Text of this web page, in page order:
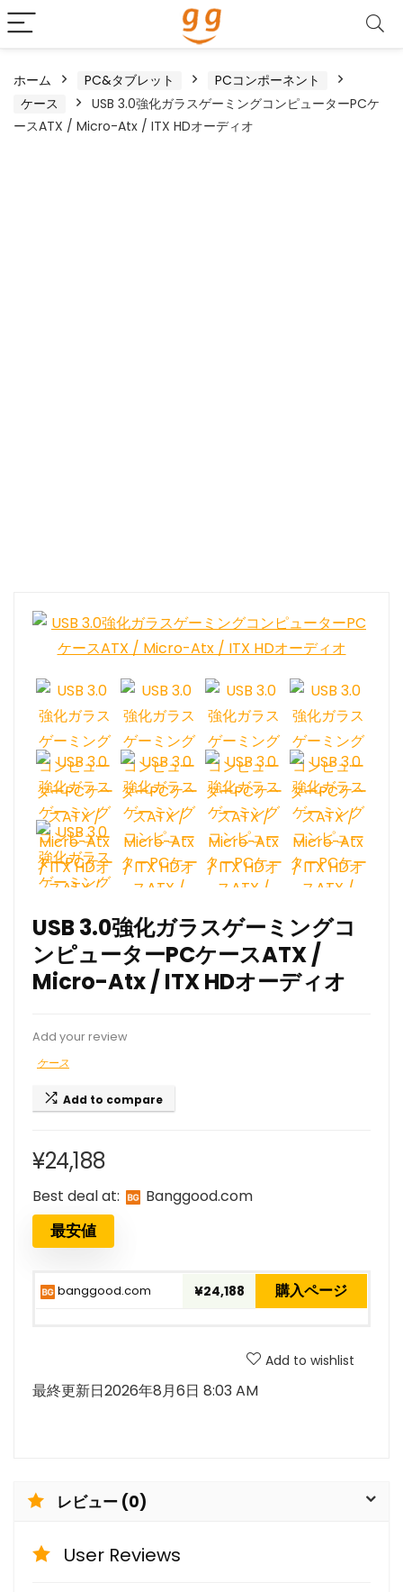
ホーム PC&タブレット
PCコンポーネント
ケース
USB 3.0強化ガラスゲーミングコンピューターPCケ
ースATX / Micro-Atx / ITX HDオーディオ
USB 3.0強化ガラスゲーミングコ
ンピューターPCケースATX /
Micro-Atx / ITX HDオーディオ
Add your review
ケース
Add to compare
¥24,188
Best deal at: banggood.com
最安値
banggood.com ¥24,188 購入ページ
Add to wishlist
最終更新日2026年8月6日 8:03 AM
レビュー (0)
User Reviews